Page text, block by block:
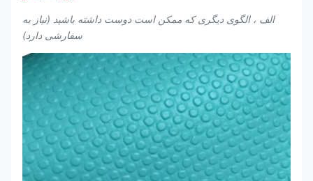
الف ، الگوی دیگری که ممکن است دوست داشته باشید (نیاز به
سفارشی دارد)